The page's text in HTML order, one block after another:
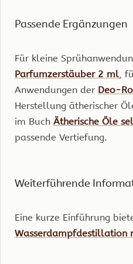
Passende Ergänzungen
Für kleine
Parfumzerstäuber 2 ml,
Anwendungen der Deo-
Herstellung ätherischer
im Buch Ätherische Öle
passende Vertiefung.
Weiterführende
Eine kurze Einführung
Wasserdampfdestillation